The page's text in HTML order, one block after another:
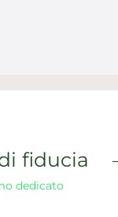
fiducia
dedicato